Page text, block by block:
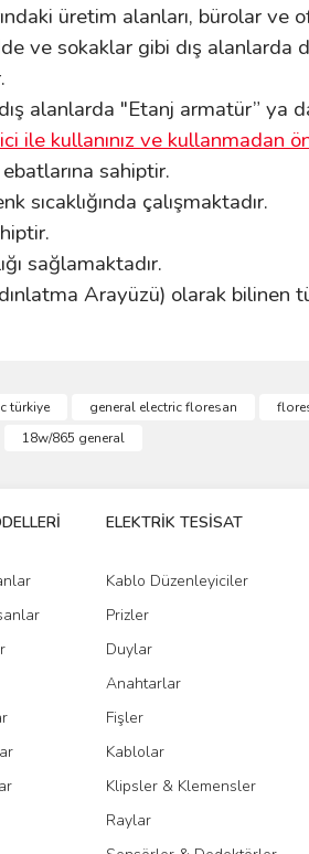
üretim alanları, bürolar
ve sokaklar gibi dış alanlarda
alanlarda "Etanj armatür” ya
ile kullanınız ve kullanmadan
sahiptir.
çalışmaktadır.
sağlamaktadır.
Arayüzü) olarak
Bu ürüne ilk
türkiye general electric floresan
18w/865 general
ELEKTRİK TESİSAT
Kablo Düzenleyiciler
Prizler
Duylar
Anahtarlar
Fişler
Kablolar
Klipsler & Klemensler
Raylar